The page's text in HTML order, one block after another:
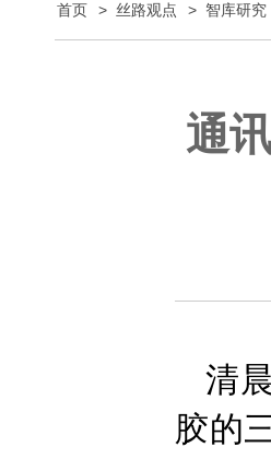
首页 > 丝路观点 > 智库研究
通
清
胶的